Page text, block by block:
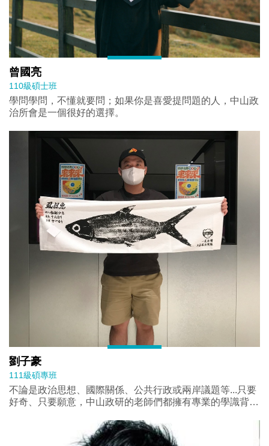
曾國亮
110級碩士班
學問學問，不懂就要問；如果你是喜愛提問題的人，中山政
治所會是一個很好的選擇。
劉子豪
111級碩專班
不論是政治思想、國際關係、公共行政或兩岸議題等...只要
好奇、只要願意，中山政研的老師們都擁有專業的學識背景